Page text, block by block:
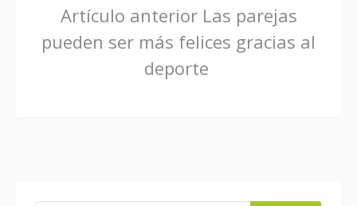
Seguir
leyendo
Artículo anteriorLas parejas
pueden ser más felices gracias al
deporte